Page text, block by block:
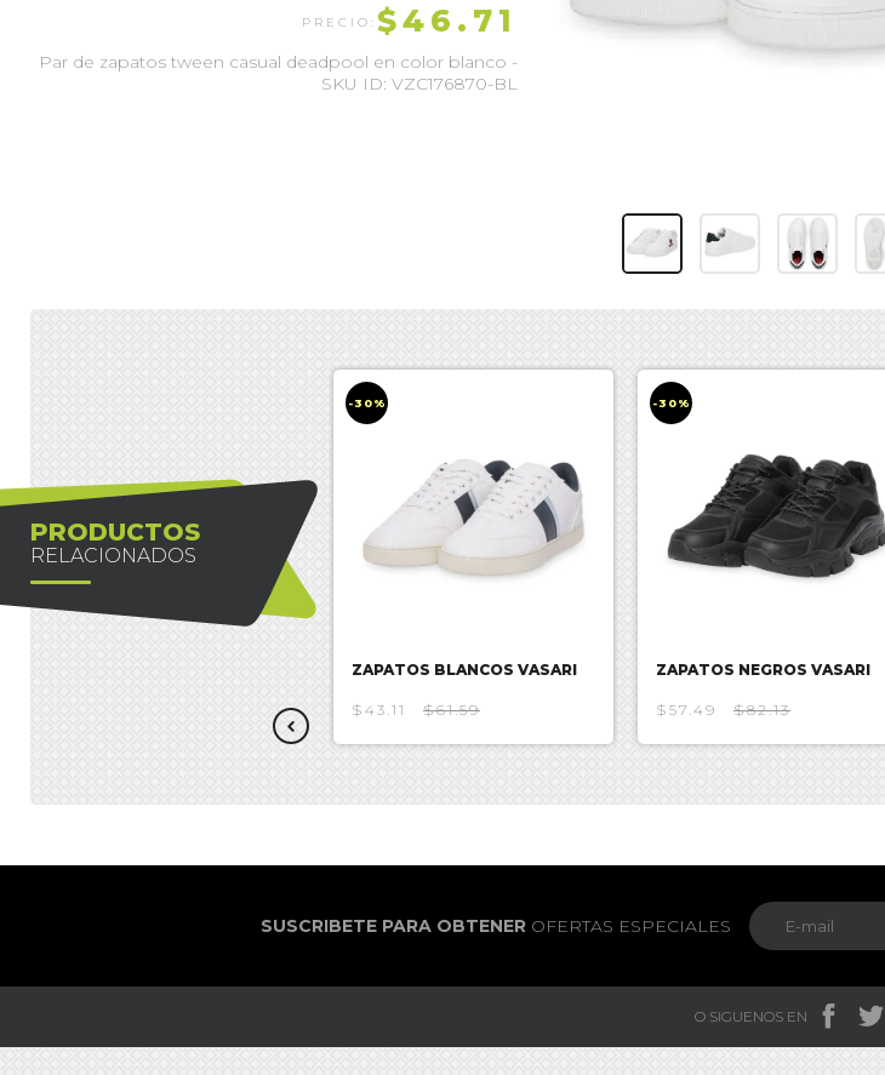
$46.71
Par de zapatos tween casual deadpool en color blanco -
SKU ID: VZC176870-BL
PRODUCTOS
RELACIONADOS
-30%
ZAPATOS BLANCOS VASARI
$43.11 $61.59
-30%
ZAPATOS NEGROS VASARI
$57.49 $82.13
SUSCRIBETE PARA OBTENEROFERTAS ESPECIALES
O SIGUENOS EN  